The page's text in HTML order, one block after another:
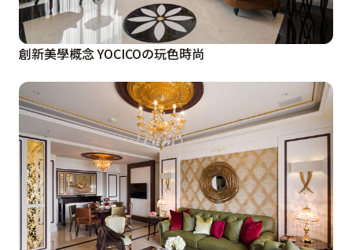
創新美學概念 YOCICOの玩色時尚